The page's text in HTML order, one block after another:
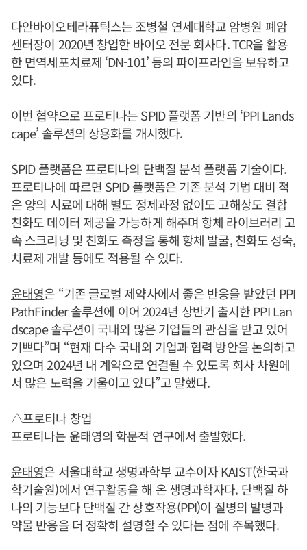
다안바이오테라퓨틱스는 조병철 연세대학교 암병원 폐암
센터장이 2020년 창업한 바이오 전문 회사다. TCR을 활용
한 면역세포치료제 ‘DN-101’ 등의 파이프라인을 보유하고
있다.
이번 협약으로 프로티나는 SPID 플랫폼 기반의 ‘PPI Lands
cape’ 솔루션의 상용화를 개시했다.
SPID 플랫폼은 프로티나의 단백질 분석 플랫폼 기술이다.
프로티나에 따르면 SPID 플랫폼은 기존 분석 기법 대비 적
은 양의 시료에 대해 별도 정제과정 없이도 고해상도 결합
친화도 데이터 제공을 가능하게 해주며 항체 라이브러리 고
속 스크리닝 및 친화도 측정을 통해 항체 발굴, 친화도 성숙,
치료제 개발 등에도 적용될 수 있다.
윤태영은 “기존 글로벌 제약사에서 좋은 반응을 받았던 PPI
PathFinder 솔루션에 이어 2024년 상반기 출시한 PPI Lan
dscape 솔루션이 국내외 많은 기업들의 관심을 받고 있어
기쁘다”며 “현재 다수 국내외 기업과 협력 방안을 논의하고
있으며 2024년 내 계약으로 연결될 수 있도록 회사 차원에
서 많은 노력을 기울이고 있다”고 말했다.
△프로티나 창업
프로티나는 윤태영의 학문적 연구에서 출발했다.
윤태영은 서울대학교 생명과학부 교수이자 KAIST(한국과
학기술원)에서 연구활동을 해 온 생명과학자다. 단백질 하
나의 기능보다 단백질 간 상호작용(PPI)이 질병의 발병과
약물 반응을 더 정확히 설명할 수 있다는 점에 주목했다.